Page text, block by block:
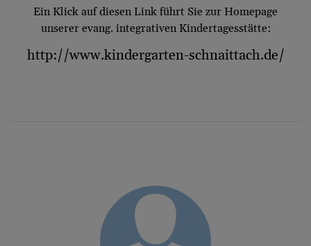
Ein Klick auf diesen Link führt Sie zur Homepage
unserer evang. integrativen Kindertagesstätte:
http://www.kindergarten-schnaittach.de/